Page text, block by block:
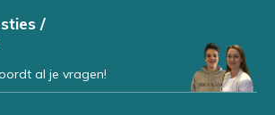
/
al je vragen!